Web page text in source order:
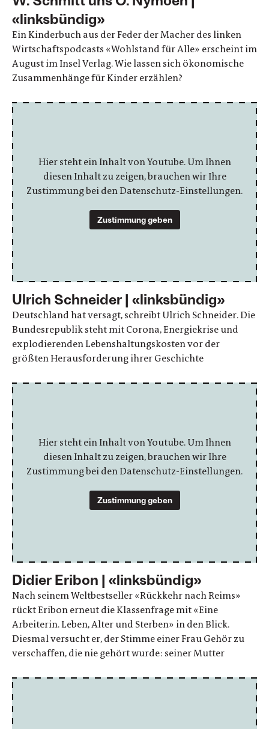
«linksbündig»
Ein Kinderbuch aus der Feder der Macher des linken
Wirtschaftspodcasts «Wohlstand für Alle» erscheint im
August im Insel Verlag. Wie lassen sich ökonomische
Zusammenhänge für Kinder erzählen?
Hier steht ein Inhalt von Youtube. Um Ihnen
diesen Inhalt zu zeigen, brauchen wir Ihre
Zustimmung bei den Datenschutz-Einstellungen.
Zustimmung geben
Ulrich Schneider | «linksbündig»
Deutschland hat versagt, schreibt Ulrich Schneider. Die
Bundesrepublik steht mit Corona, Energiekrise und
explodierenden Lebenshaltungskosten vor der
größten Herausforderung ihrer Geschichte
Hier steht ein Inhalt von Youtube. Um Ihnen
diesen Inhalt zu zeigen, brauchen wir Ihre
Zustimmung bei den Datenschutz-Einstellungen.
Zustimmung geben
Didier Eribon | «linksbündig»
Nach seinem Weltbestseller «Rückkehr nach Reims»
rückt Eribon erneut die Klassenfrage mit «Eine
Arbeiterin. Leben, Alter und Sterben» in den Blick.
Diesmal versucht er, der Stimme einer Frau Gehör zu
verschaffen, die nie gehört wurde: seiner Mutter